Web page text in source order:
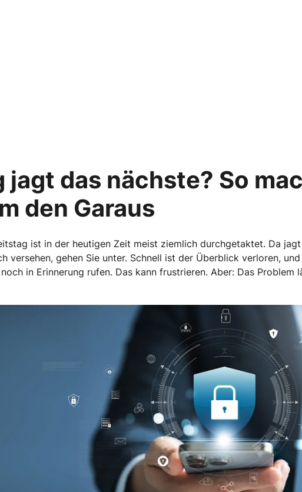
jagt das nächste? So
den Garaus
ist in der heutigen Zeit meist ziemlich durchgetaktet. Da
versehen, gehen Sie unter. Schnell ist der Überblick verloren,
in Erinnerung rufen. Das kann frustrieren. Aber: Das Problem